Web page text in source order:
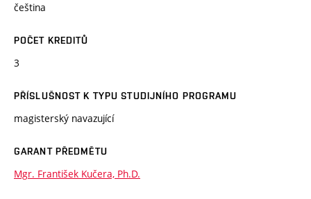
čeština
POČET KREDITŮ
3
PŘÍSLUŠNOST K TYPU STUDIJNÍHO PROGRAMU
magisterský navazující
GARANT PŘEDMĚTU
Mgr. František Kučera, Ph.D.